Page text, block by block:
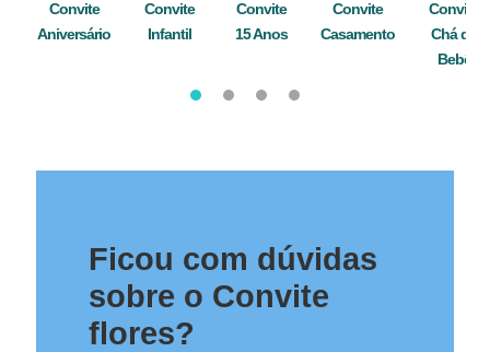
Convite
Aniversário
Convite
Infantil
Convite
15 Anos
Convite
Casamento
Convite
Chá de
Bebê
Ficou com dúvidas
sobre o Convite
flores?